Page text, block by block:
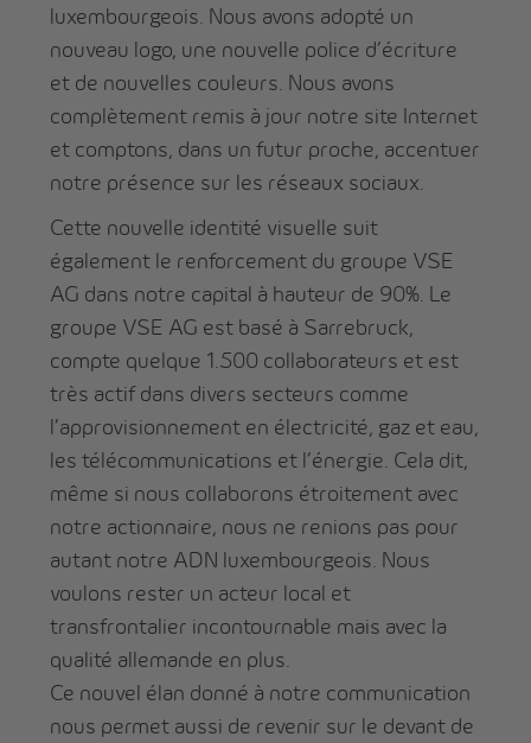
luxembourgeois. Nous avons adopté un
nouveau logo, une nouvelle police d’écriture
et de nouvelles couleurs. Nous avons
complètement remis à jour notre site Internet
et comptons, dans un futur proche, accentuer
notre présence sur les réseaux sociaux.
Cette nouvelle identité visuelle suit
également le renforcement du groupe VSE
AG dans notre capital à hauteur de 90%. Le
groupe VSE AG est basé à Sarrebruck,
compte quelque 1.500 collaborateurs et est
très actif dans divers secteurs comme
l’approvisionnement en électricité, gaz et eau,
les télécommunications et l’énergie. Cela dit,
même si nous collaborons étroitement avec
notre actionnaire, nous ne renions pas pour
autant notre ADN luxembourgeois. Nous
voulons rester un acteur local et
transfrontalier incontournable mais avec la
qualité allemande en plus.
Ce nouvel élan donné à notre communication
nous permet aussi de revenir sur le devant de